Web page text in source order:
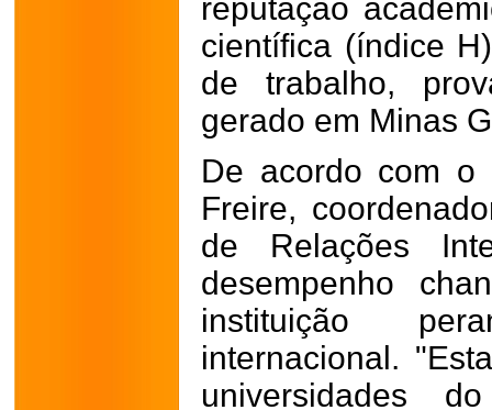
reputação
científica (índice
de trabalho,
gerado em Minas
De acordo com o
Freire,
de Relações
desempenho
instituição
internacional.
universidades